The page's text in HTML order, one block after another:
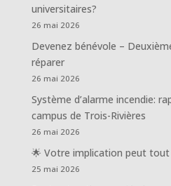
universitaires?
26 mai 2026
Devenez bénévole –
réparer
26 mai 2026
Système d’alarme incendie:
campus de Trois-Rivières
26 mai 2026
🌟 Votre implication peut
25 mai 2026